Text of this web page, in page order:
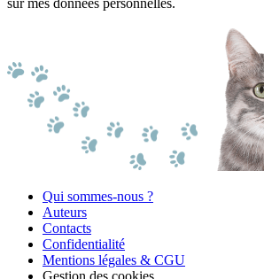
sur mes données personnelles.
Qui sommes-nous ?
Auteurs
Contacts
Confidentialité
Mentions légales & CGU